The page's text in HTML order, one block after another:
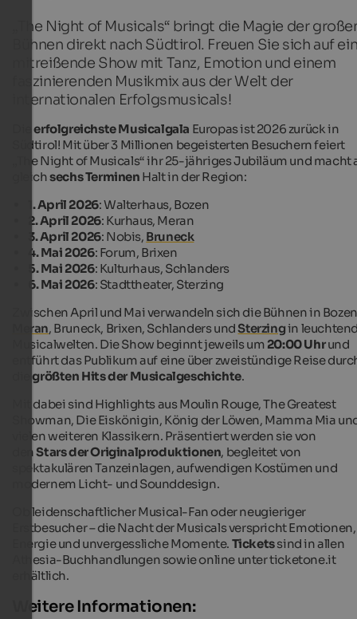
„The Night of Musicals“ bringt die Magie der
Bühnen direkt nach Südtirol. Freuen Sie sich auf
mitreißende Show mit Tanz, Emotion und einem
faszinierenden Musikmix aus der Welt der
internationalen Erfolgsmusicals!
Dieerfolgreichste Musicalgala Europas ist 2026 zurück in
Südtirol! Mit über 3 Millionen begeisterten Besuchern feiert
„The Night of Musicals“ ihr 25-jähriges Jubiläum und macht
gleichsechs Terminen Halt in der Region:
1. April 2026: Walterhaus, Bozen
2. April 2026: Kurhaus, Meran
3. April 2026: Nobis, Bruneck
4. Mai 2026: Forum, Brixen
5. Mai 2026: Kulturhaus, Schlanders
6. Mai 2026: Stadttheater, Sterzing
Zwischen April und Mai verwandeln sich die Bühnen in
Meran, Bruneck, Brixen, Schlanders undSterzingin
Musicalwelten. Die Show beginnt jeweils um 20:00 Uhrund
entführt das Publikum auf eine über zweistündige Reise
diegrößten Hits der Musicalgeschichte.
Mit dabei sind Highlights ausMoulin Rouge,The Greatest
Showman, Die Eiskönigin, König der Löwen, Mamma Mia
vielen weiteren Klassikern. Präsentiert werden sie von
denStars der Originalproduktionen, begleitet von
spektakulären Tanzeinlagen, aufwendigen Kostümen und
modernem Licht- und Sounddesign.
Ob leidenschaftlicher Musical-Fan oder neugieriger
Erstbesucher – die Nacht der Musicals verspricht Emotionen,
Energie und unvergessliche Momente. Ticketssind in allen
Athesia-Buchhandlungen sowie online unter ticketone.it
erhältlich.
Weitere Informationen: